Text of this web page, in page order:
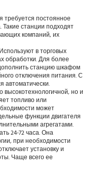
требуется постоянное
Такие станции подходят
компаний, их
в торговых
обработки. Для более
станцию шкафом
отключения питания. С
автоматически.
высокотехнологичной, но и
топливо или
может
функции двигателя
агрегатами.
24-72 часа. Она
при необходимости
установку и
Чаще всего ее